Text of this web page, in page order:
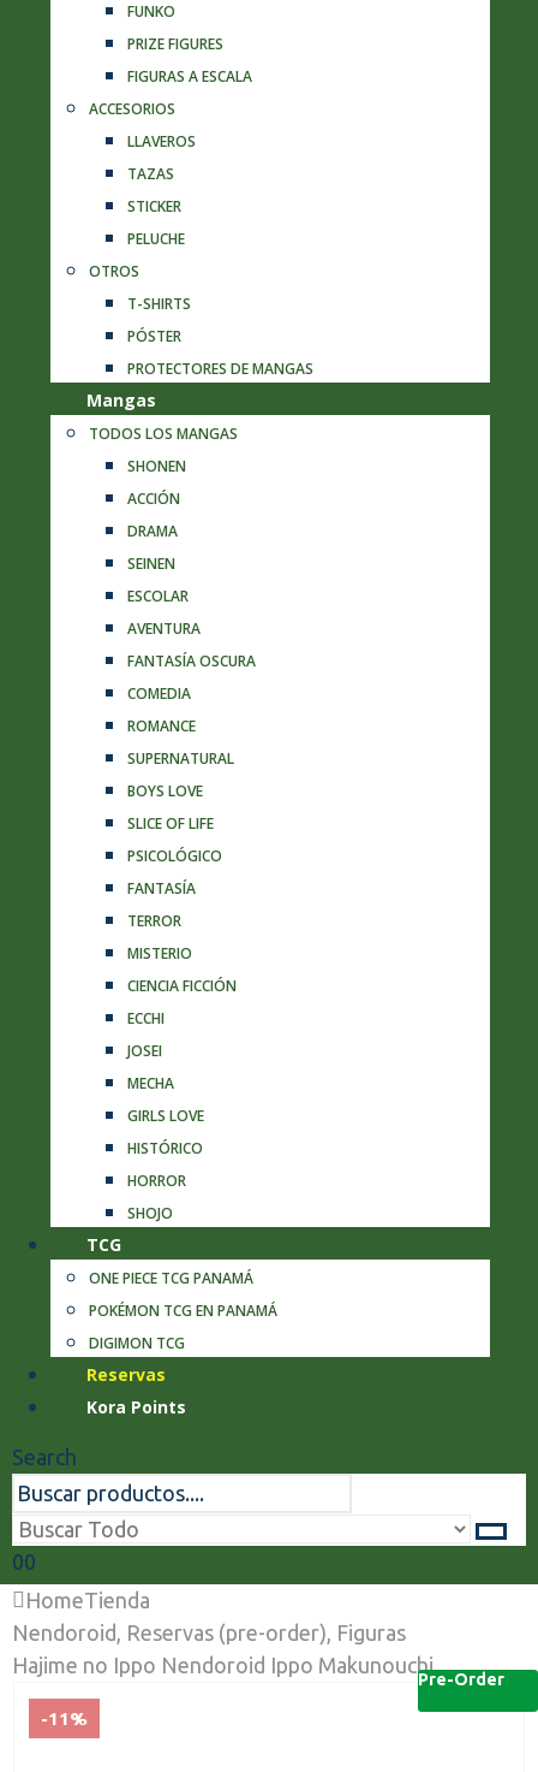
FUNKO
PRIZE FIGURES
FIGURAS A ESCALA
ACCESORIOS
LLAVEROS
TAZAS
STICKER
PELUCHE
OTROS
T-SHIRTS
PÓSTER
PROTECTORES DE MANGAS
Mangas
TODOS LOS MANGAS
SHONEN
ACCIÓN
DRAMA
SEINEN
ESCOLAR
AVENTURA
FANTASÍA OSCURA
COMEDIA
ROMANCE
SUPERNATURAL
BOYS LOVE
SLICE OF LIFE
PSICOLÓGICO
FANTASÍA
TERROR
MISTERIO
CIENCIA FICCIÓN
ECCHI
JOSEI
MECHA
GIRLS LOVE
HISTÓRICO
HORROR
SHOJO
TCG
ONE PIECE TCG PANAMÁ
POKÉMON TCG EN PANAMÁ
DIGIMON TCG
Reservas
Kora Points
Search
00
HomeTienda
Nendoroid, Reservas (pre-order), Figuras
Hajime no Ippo Nendoroid Ippo Makunouchi
-11%
Pre-Order